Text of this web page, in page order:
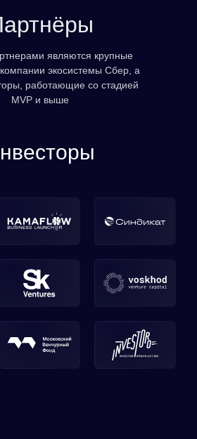
являются крупные
экосистемы Сбер, а
работающие со стадией
MVP и выше